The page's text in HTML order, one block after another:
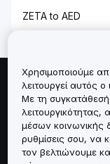
ZETA to AED
Πληροφορίες
Υπηρεσίες
Υποστήριξη
Χρησιμοποιούμε
λειτουργεί αυτός
Με τη
λειτουργικότητας,
μέσων κοινωνικής
ρυθμίσεις σου, να
τον βελτιώνουμε